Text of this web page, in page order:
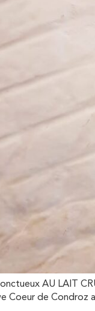
AU LAIT
de Condroz